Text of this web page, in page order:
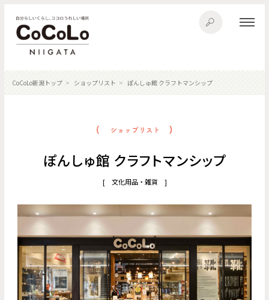
CoCoLo新潟トップ ショップリスト ぽんしゅ館 クラフトマンシップ
ぽんしゅ館 クラフトマンシップ
[ 文化用品・雑貨 ]